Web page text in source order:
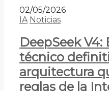
02/05/2026
IA Noticias
DeepSeek V4:
técnico
arquitectura
reglas de la